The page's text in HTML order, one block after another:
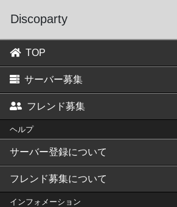
Discoparty
TOP
サーバー募集
フレンド募集
ヘルプ
サーバー登録について
フレンド募集について
インフォメーション